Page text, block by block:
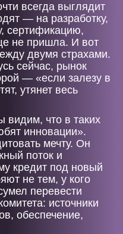
всегда выглядит
— на разработку,
сертификацию,
не пришла. И вот
двумя страхами.
сейчас, рынок
— «если залезу в
утянет весь
видим, что в таких
инновации».
мечту. Он
поток и
кредит под новый
не тем, у кого
перевести
источники
обеспечение,